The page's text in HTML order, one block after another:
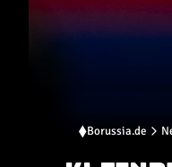
Borussia.de